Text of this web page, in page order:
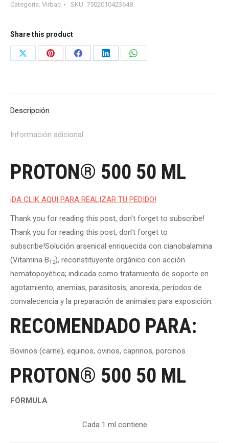
Categoría: Virbac SKU: 7502010423648
Share this product
Share
Share
Share
Share
Share
Descripción
Información adicional
PROTON® 500 50 ML
¡DA CLIK AQUI PARA REALIZAR TU PEDIDO!
Thank you for reading this post, don't forget to subscribe!
Thank you for reading this post, don’t forget to
subscribe!Solución arsenical enriquecida con cianobalamina
(Vitamina B12), reconstituyente orgánico con acción
hematopoyética; indicada como tratamiento de soporte en
agotamiento, anemias, parasitosis, anorexia, períodos de
convalecencia y la preparación de animales para exposición.
RECOMENDADO PARA:
Bovinos (carne), equinos, ovinos, caprinos, porcinos.
PROTON® 500 50 ML
FÓRMULA
Cada 1 ml contiene